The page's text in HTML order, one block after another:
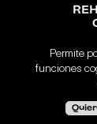
Permite
funciones